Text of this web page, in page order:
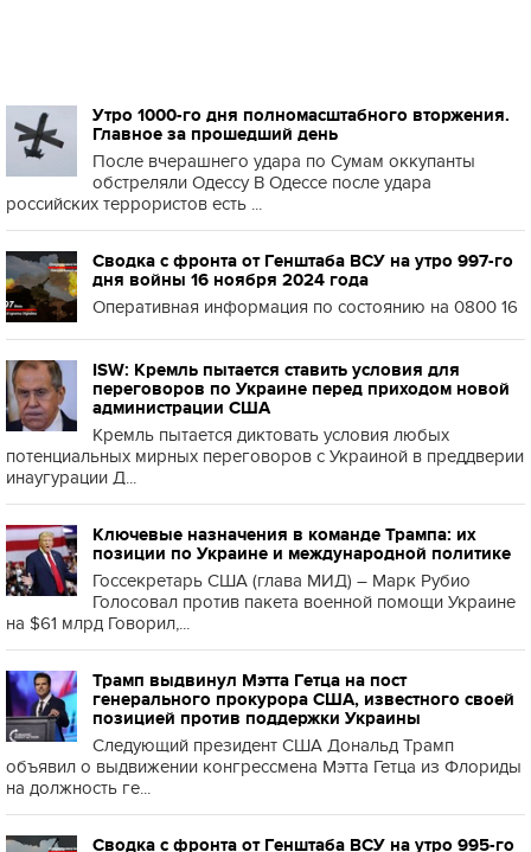
Утро 1000-го дня полномасштабного вторжения.
Главное за прошедший день
После вчерашнего удара по Сумам оккупанты
обстреляли Одессу В Одессе после удара
российских террористов есть ...
Сводка с фронта от Генштаба ВСУ на утро 997-го
дня войны 16 ноября 2024 года
Оперативная информация по состоянию на 0800 16
ISW: Кремль пытается ставить условия для
переговоров по Украине перед приходом новой
администрации США
Кремль пытается диктовать условия любых
потенциальных мирных переговоров с Украиной в преддверии
инаугурации Д...
Ключевые назначения в команде Трампа: их
позиции по Украине и международной политике
Госсекретарь США (глава МИД) – Марк Рубио
Голосовал против пакета военной помощи Украине
на $61 млрд Говорил,...
Трамп выдвинул Мэтта Гетца на пост
генерального прокурора США, известного своей
позицией против поддержки Украины
Следующий президент США Дональд Трамп
объявил о выдвижении конгрессмена Мэтта Гетца из Флориды
на должность ге...
Сводка с фронта от Генштаба ВСУ на утро 995-го